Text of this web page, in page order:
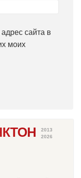
сайта в
моих
2013
2026